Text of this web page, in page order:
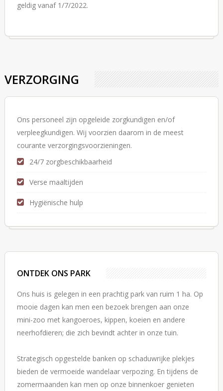
geldig vanaf 1/7/2022.
VERZORGING
Ons personeel zijn opgeleide zorgkundigen en/of
verpleegkundigen. Wij voorzien daarom in de meest
courante verzorgingsvoorzieningen.
24/7 zorgbeschikbaarheid
Verse maaltijden
Hygiënische hulp
ONTDEK ONS PARK
Ons huis is gelegen in een prachtig park van ruim 1 ha. Op
mooie dagen kan men een bezoek brengen aan onze
mini-zoo met kangoeroes, kippen, koeien en andere
neerhofdieren; die zich bevindt achter in onze tuin.
Strategisch opgestelde banken op schaduwrijke plekjes
bieden de vermoeide wandelaar verpozing. En tijdens de
zomermaanden kan men op onze binnenkoer genieten